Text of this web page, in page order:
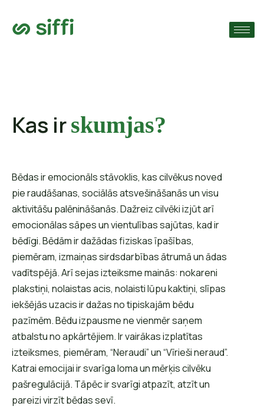
Kas irskumjas?
Bēdas ir emocionāls stāvoklis, kas cilvēkus noved
pie raudāšanas, sociālās atsvešināšanās un visu
aktivitāšu palēnināšanās. Dažreiz cilvēki izjūt arī
emocionālas sāpes un vientulības sajūtas, kad ir
bēdīgi. Bēdām ir dažādas fiziskas īpašības,
piemēram, izmaiņas sirdsdarbības ātrumā un ādas
vadītspējā. Arī sejas izteiksme mainās: nokareni
plakstiņi, nolaistas acis, nolaisti lūpu kaktiņi, slīpas
iekšējās uzacis ir dažas no tipiskajām bēdu
pazīmēm. Bēdu izpausme ne vienmēr saņem
atbalstu no apkārtējiem. Ir vairākas izplatītas
izteiksmes, piemēram, “Neraudi” un “Vīrieši neraud”.
Katrai emocijai ir svarīga loma un mērķis cilvēku
pašregulācijā. Tāpēc ir svarīgi atpazīt, atzīt un
pareizi virzīt bēdas sevī.